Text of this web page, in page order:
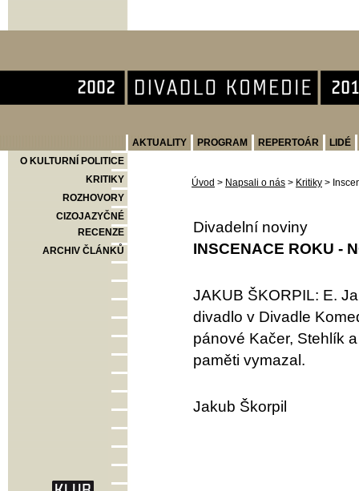
AKTUALITY PROGRAM REPERTOÁR
LIDÉ
O KULTURNÍ POLITICE
KRITIKY
ROZHOVORY
CIZOJAZYČNÉ
RECENZE
ARCHIV ČLÁNKŮ
Úvod > Napsali o nás > Kritiky >
Divadelní noviny
INSCENACE ROKU -
JAKUB ŠKORPIL: E.
divadlo v Divadle
pánové Kačer, Stehlík
paměti vymazal.
Jakub Škorpil